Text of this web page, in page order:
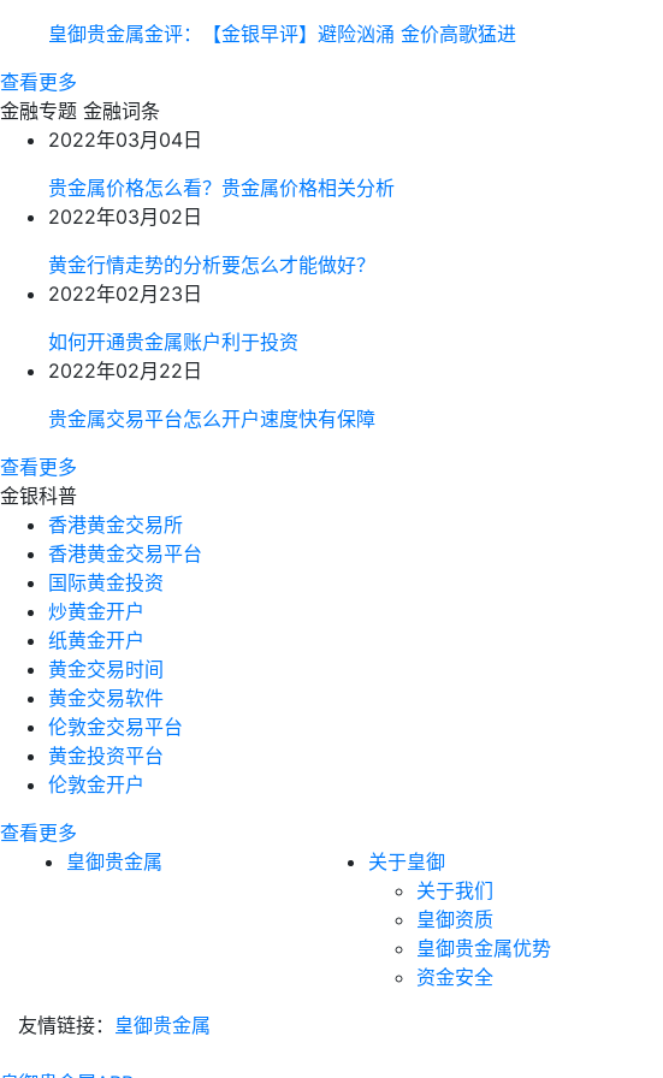
皇御贵金属金评：【金银早评】避险汹涌 金价高歌猛进
查看更多
金融专题 金融词条
2022年03月04日
贵金属价格怎么看？贵金属价格相关分析
2022年03月02日
黄金行情走势的分析要怎么才能做好？
2022年02月23日
如何开通贵金属账户利于投资
2022年02月22日
贵金属交易平台怎么开户速度快有保障
查看更多
金银科普
香港黄金交易所
香港黄金交易平台
国际黄金投资
炒黄金开户
纸黄金开户
黄金交易时间
黄金交易软件
伦敦金交易平台
黄金投资平台
伦敦金开户
查看更多
皇御贵金属
关于皇御
关于我们
皇御资质
皇御贵金属优势
资金安全
友情链接： 皇御贵金属